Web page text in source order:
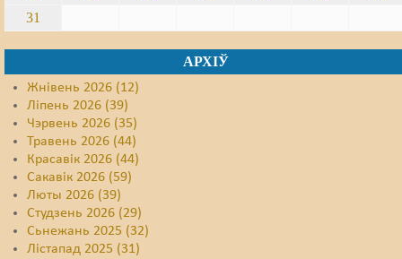
31
АРХІЎ
Жнівень 2026 (12)
Ліпень 2026 (39)
Чэрвень 2026 (35)
Травень 2026 (44)
Красавік 2026 (44)
Сакавік 2026 (59)
Люты 2026 (39)
Студзень 2026 (29)
Сьнежань 2025 (32)
Лістапад 2025 (31)